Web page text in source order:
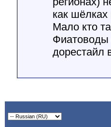
как шёлках
Мало кто
Фиатоводы
дорестайл